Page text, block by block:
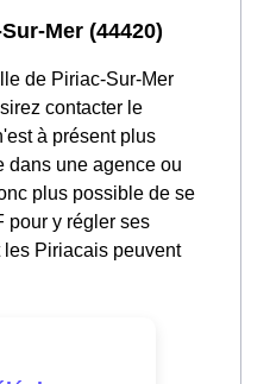
Mer (44420)
de Piriac-Sur-Mer
contacter le
à présent plus
dans une agence ou
plus possible de se
pour y régler ses
Piriacais peuvent